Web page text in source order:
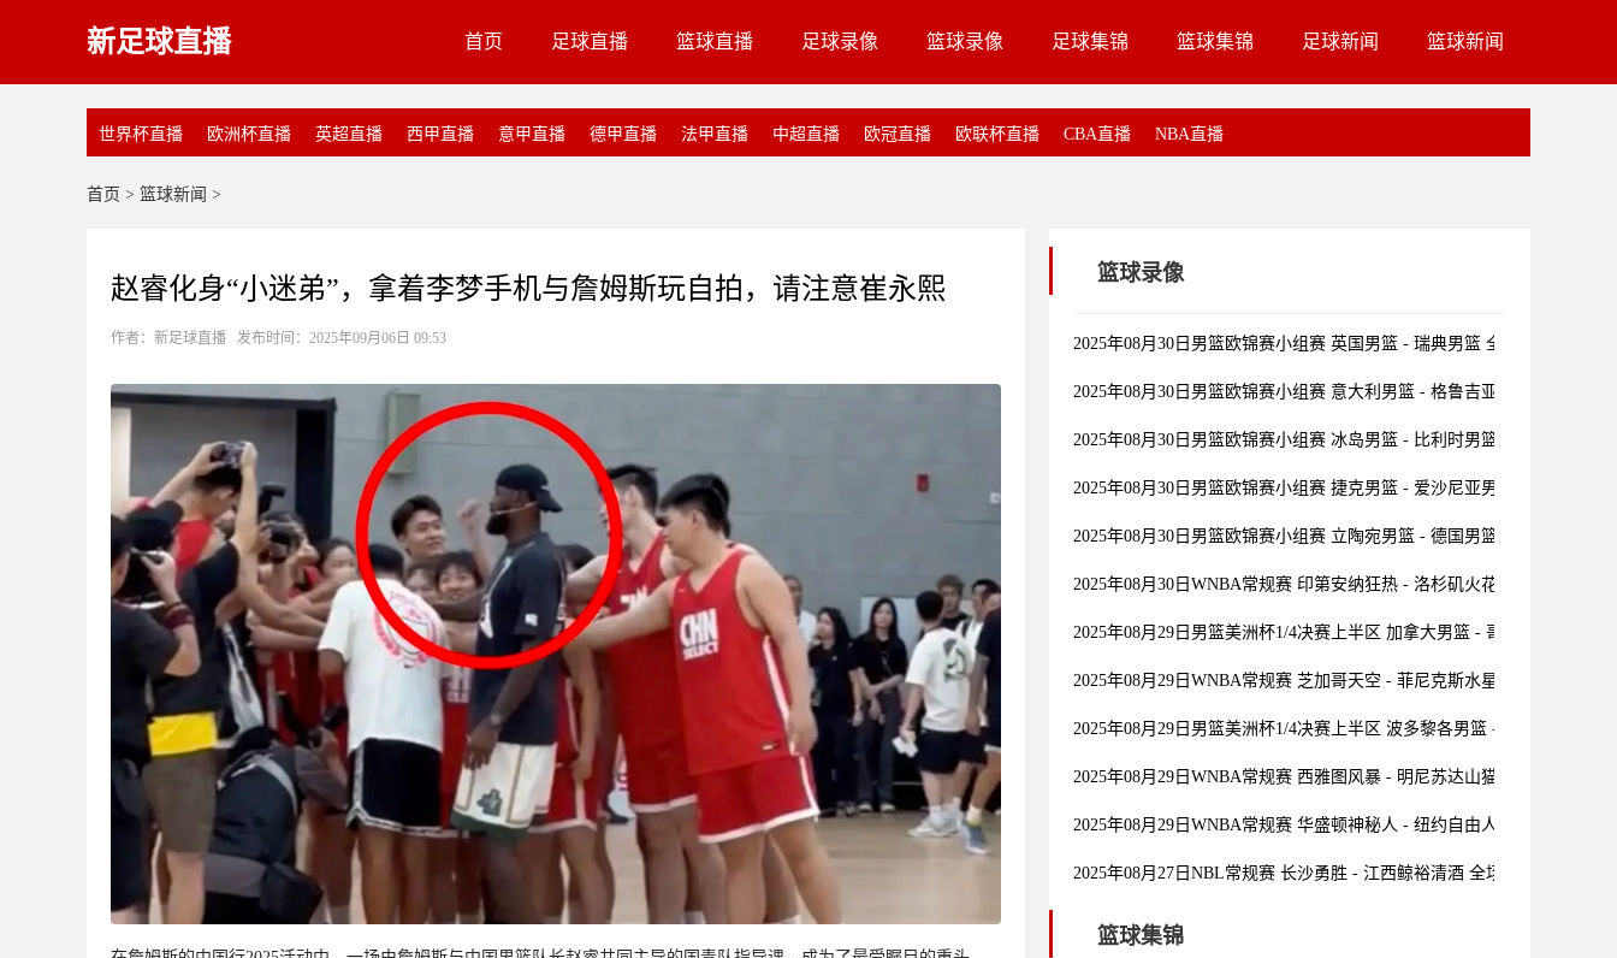
新足球直播 首页 足球直播 篮球直播 足球录像 篮球录像 足球集锦 篮球集锦 足球新闻 篮球新闻
世界杯直播 欧洲杯直播 英超直播 西甲直播 意甲直播 德甲直播 法甲直播 中超直播 欧冠直播 欧联杯直播 CBA直播 NBA直播
首页 > 篮球新闻 >
赵睿化身“小迷弟”，拿着李梦手机与詹姆斯玩自拍，请注意崔永熙
作者：新足球直播 发布时间：2025年09月06日 09:53
篮球录像
2025年08月30日男篮欧锦赛小组赛 英国男篮 - 瑞典男篮 全场录像
2025年08月30日男篮欧锦赛小组赛 意大利男篮 - 格鲁吉亚男篮 全场录像
2025年08月30日男篮欧锦赛小组赛 冰岛男篮 - 比利时男篮 全场录像
2025年08月30日男篮欧锦赛小组赛 捷克男篮 - 爱沙尼亚男篮 全场录像
2025年08月30日男篮欧锦赛小组赛 立陶宛男篮 - 德国男篮 全场录像
2025年08月30日WNBA常规赛 印第安纳狂热 - 洛杉矶火花 全场录像
2025年08月29日男篮美洲杯1/4决赛上半区 加拿大男篮 - 哥伦比亚男篮 全
2025年08月29日WNBA常规赛 芝加哥天空 - 菲尼克斯水星 全场录像
2025年08月29日男篮美洲杯1/4决赛上半区 波多黎各男篮 - 阿根廷男篮 全
2025年08月29日WNBA常规赛 西雅图风暴 - 明尼苏达山猫 全场录像
2025年08月29日WNBA常规赛 华盛顿神秘人 - 纽约自由人 全场录像
2025年08月27日NBL常规赛 长沙勇胜 - 江西鲸裕清酒 全场录像
篮球集锦